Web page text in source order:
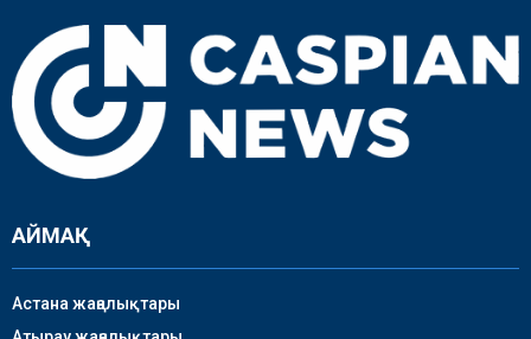
АЙМАҚ
Астана жаңалықтары